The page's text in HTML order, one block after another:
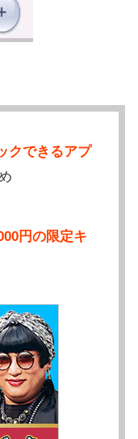
クできるアプ
円の限定キ